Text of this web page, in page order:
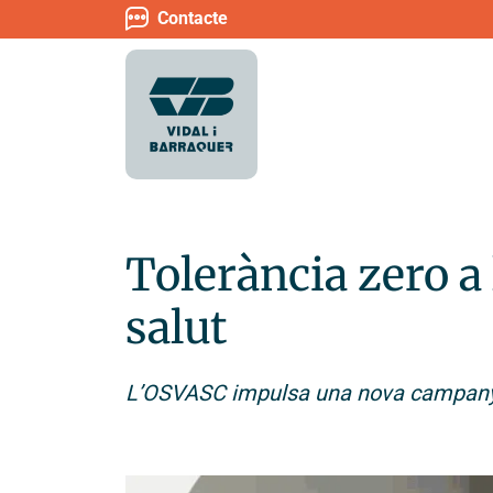
Contacte
Tolerància zero
salut
L’OSVASC impulsa una nova